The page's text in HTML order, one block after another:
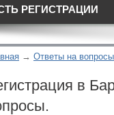
РЕГИСТРАЦИИ
Ответы на
в